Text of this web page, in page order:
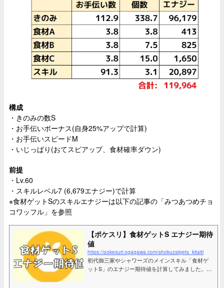
構成
・きのみの数S
・お手伝いボーナス(自身25%アップで計算)
・お手伝いスピードM
・いじっぱり(おてスピアップ、食材確率ダウン)
前提
・Lv.60
・スキルレベル7 (6,679エナジー)で計算
※食材ゲットSのスキルエナジーは以下の記事の「みつあつめチョ
コワッフル」を参照
【ポケスリ】食材ゲットS エナジー期待
値
https://pokesuri.ogagawa.com/shokuzaigets_kitaiti
初代御三家やシャワーズのメインスキル「食材ゲ
ットS」のエナジー期待値を計算してみました。レ